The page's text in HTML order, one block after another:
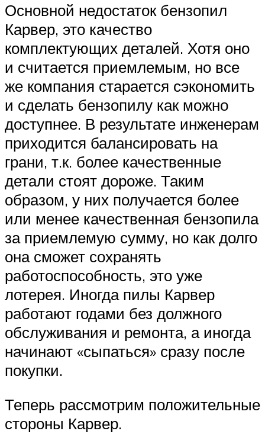
Основной недостаток бензопил
Карвер, это качество
комплектующих деталей. Хотя оно
и считается приемлемым, но все
же компания старается сэкономить
и сделать бензопилу как можно
доступнее. В результате инженерам
приходится балансировать на
грани, т.к. более качественные
детали стоят дороже. Таким
образом, у них получается более
или менее качественная бензопила
за приемлемую сумму, но как долго
она сможет сохранять
работоспособность, это уже
лотерея. Иногда пилы Карвер
работают годами без должного
обслуживания и ремонта, а иногда
начинают «сыпаться» сразу после
покупки.
Теперь рассмотрим положительные
стороны Карвер.